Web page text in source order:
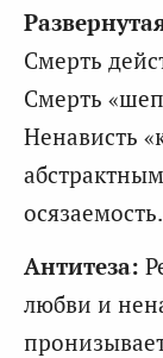
Смерть
Смерть
Ненависть
осязаемость.
Антитеза:
любви и